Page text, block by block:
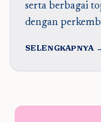
serta berbagai
dengan
SELENGKAPNYA